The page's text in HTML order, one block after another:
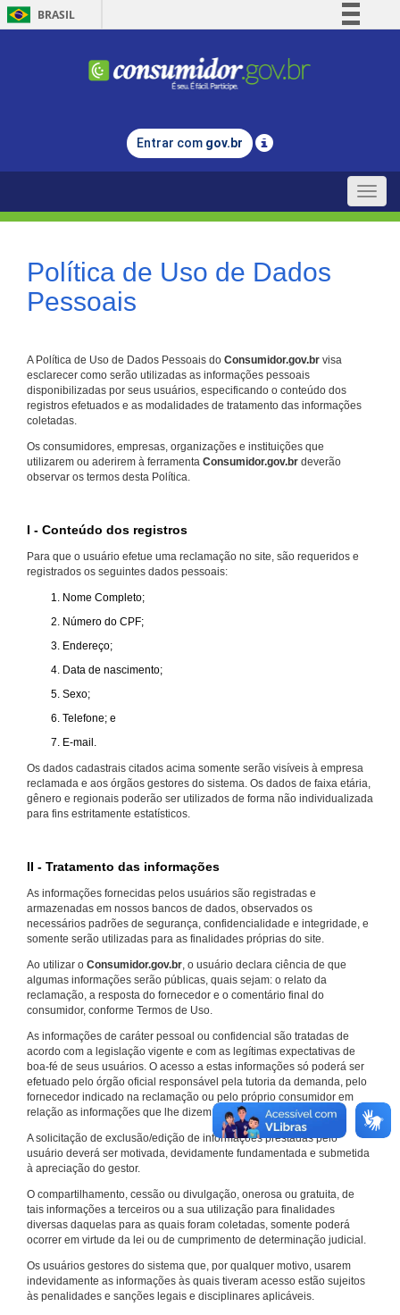
BRASIL
Comunica BR
Legislação
Entrar com gov.br
Toggle
Política de Uso de Dados
Pessoais
A Política de Uso de Dados Pessoais do Consumidor.gov.br visa
esclarecer como serão utilizadas as informações pessoais
disponibilizadas por seus usuários, especificando o conteúdo dos
registros efetuados e as modalidades de tratamento das informações
coletadas.
Os consumidores, empresas, organizações e instituições que
utilizarem ou aderirem à ferramenta Consumidor.gov.br deverão
observar os termos desta Política.
I - Conteúdo dos registros
Para que o usuário efetue uma reclamação no site, são requeridos e
registrados os seguintes dados pessoais:
Nome Completo;
Número do CPF;
Endereço;
Data de nascimento;
Sexo;
Telefone; e
E-mail.
Os dados cadastrais citados acima somente serão visíveis à empresa
reclamada e aos órgãos gestores do sistema. Os dados de faixa etária,
gênero e regionais poderão ser utilizados de forma não individualizada
para fins estritamente estatísticos.
II - Tratamento das informações
As informações fornecidas pelos usuários são registradas e
armazenadas em nossos bancos de dados, observados os
necessários padrões de segurança, confidencialidade e integridade, e
somente serão utilizadas para as finalidades próprias do site.
Ao utilizar o Consumidor.gov.br, o usuário declara ciência de que
algumas informações serão públicas, quais sejam: o relato da
reclamação, a resposta do fornecedor e o comentário final do
consumidor, conforme Termos de Uso.
As informações de caráter pessoal ou confidencial são tratadas de
acordo com a legislação vigente e com as legítimas expectativas de
boa-fé de seus usuários. O acesso a estas informações só poderá ser
efetuado pelo órgão oficial responsável pela tutoria da demanda, pelo
fornecedor indicado na reclamação ou pelo próprio consumidor em
relação as informações que lhe dizem respeito.
A solicitação de exclusão/edição de informações prestadas pelo
usuário deverá ser motivada, devidamente fundamentada e submetida
à apreciação do gestor.
O compartilhamento, cessão ou divulgação, onerosa ou gratuita, de
tais informações a terceiros ou a sua utilização para finalidades
diversas daquelas para as quais foram coletadas, somente poderá
ocorrer em virtude da lei ou de cumprimento de determinação judicial.
Os usuários gestores do sistema que, por qualquer motivo, usarem
indevidamente as informações às quais tiveram acesso estão sujeitos
às penalidades e sanções legais e disciplinares aplicáveis.